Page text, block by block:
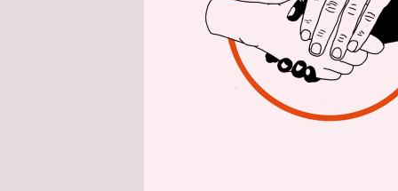
Heute ist
Unter dem
dass es
Aktion vor